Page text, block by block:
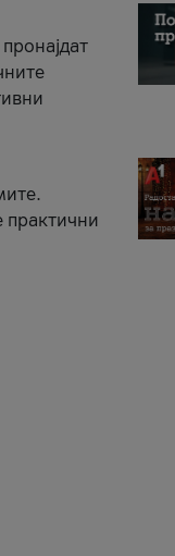
практични